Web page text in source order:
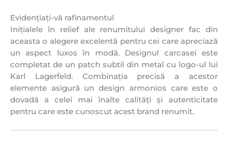
Evidențiați-vă rafinamentul
Inițialele în relief ale renumitului designer fac din
aceasta o alegere excelentă pentru cei care apreciază
un aspect luxos în modă. Designul carcasei este
completat de un patch subtil din metal cu logo-ul lui
Karl Lagerfeld. Combinația precisă a acestor
elemente asigură un design armonios care este o
dovadă a celei mai înalte calități și autenticitate
pentru care este cunoscut acest brand renumit.